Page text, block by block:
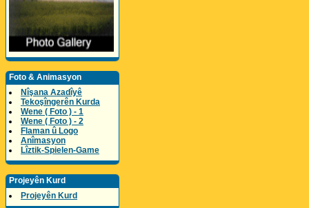
Foto & Animasyon
Nîşana Azadîyê
Tekoşîngerên Kurda
Wene ( Foto ) - 1
Wene ( Foto ) - 2
Flaman û Logo
Anîmasyon
Lîztik-Spielen-Game
Projeyên Kurd
Projeyên Kurd